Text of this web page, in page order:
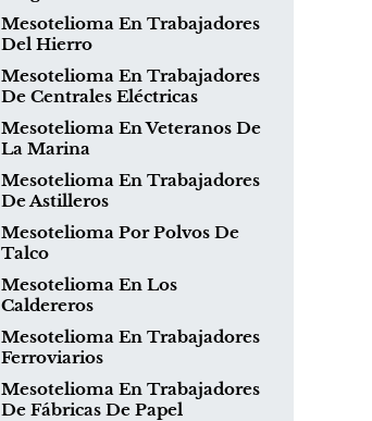
Mesotelioma En Trabajadores
Del Hierro
Mesotelioma En Trabajadores
De Centrales Eléctricas
Mesotelioma En Veteranos De
La Marina
Mesotelioma En Trabajadores
De Astilleros
Mesotelioma Por Polvos De
Talco
Mesotelioma En Los
Caldereros
Mesotelioma En Trabajadores
Ferroviarios
Mesotelioma En Trabajadores
De Fábricas De Papel
¿Qué es el mesotelioma?